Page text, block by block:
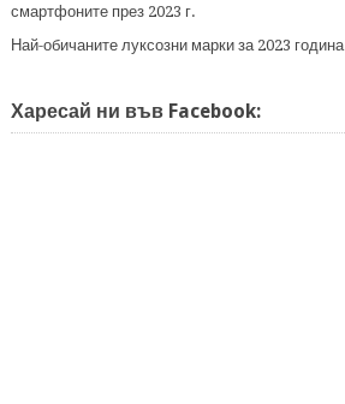
смартфоните през 2023 г.
Най-обичаните луксозни марки за 2023 година
Харесай ни във Facebook: